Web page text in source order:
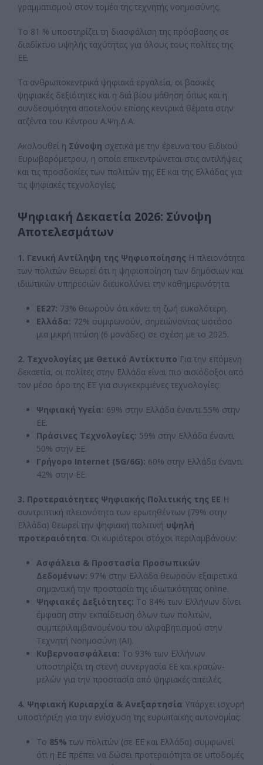
γραμματισμού στον τομέα της τεχνητής νοημοσύνης.
Το 81 % υποστηρίζει τη διασφάλιση της πρόσβασης σε
διαδίκτυο υψηλής ταχύτητας για όλους τους πολίτες της
ΕΕ.
Τα ανθρωποκεντρικά ψηφιακά εργαλεία, οι βασικές
ψηφιακές δεξιότητες και η διά βίου μάθηση όπως και η
συνδεσιμότητα αποτελούν επίσης κεντρικά θέματα στην
ατζέντα του Κέντρου Α.Ψη.Δ.Α.
Ακολουθεί η Σύνοψη σχετικά με την έρευνα του Ειδικού
Ευρωβαρόμετρου, η οποία επικεντρώνεται στις αντιλήψεις
και τις προσδοκίες των πολιτών της ΕΕ και της Ελλάδας για
τις ψηφιακές τεχνολογίες.
Ψηφιακή Δεκαετία 2026: Σύνοψη
Αποτελεσμάτων
1. Γενική Αντίληψη της Ψηφιοποίησης Η πλειονότητα
των πολιτών θεωρεί ότι η ψηφιοποίηση των δημόσιων και
ιδιωτικών υπηρεσιών διευκολύνει την καθημερινότητα.
ΕΕ27: 73% θεωρούν ότι κάνει τη ζωή ευκολότερη.
Ελλάδα: 72% συμφωνούν, σημειώνοντας ωστόσο
μια μικρή πτώση (6 μονάδες) σε σχέση με το 2025.
2. Τεχνολογίες με Θετικό Αντίκτυπο Για την επόμενη
δεκαετία, οι πολίτες στην Ελλάδα είναι πιο αισιόδοξοι από
τον μέσο όρο της ΕΕ για συγκεκριμένες τεχνολογίες:
Ψηφιακή Υγεία: 69% στην Ελλάδα έναντι 55% στην
ΕΕ.
Πράσινες Τεχνολογίες: 59% στην Ελλάδα έναντι
50% στην ΕΕ.
Γρήγορο Internet (5G/6G): 60% στην Ελλάδα έναντι
42% στην ΕΕ.
3. Προτεραιότητες Ψηφιακής Πολιτικής της ΕΕ Η
συντριπτική πλειονότητα των ερωτηθέντων (79% στην
Ελλάδα) θεωρεί την ψηφιακή πολιτική υψηλή
προτεραιότητα. Οι κυριότεροι στόχοι περιλαμβάνουν:
Ασφάλεια & Προστασία Προσωπικών
Δεδομένων: 97% στην Ελλάδα θεωρούν εξαιρετικά
σημαντική την προστασία της ιδιωτικότητας online.
Ψηφιακές Δεξιότητες: Το 84% των Ελλήνων δίνει
έμφαση στην εκπαίδευση όλων των πολιτών,
συμπεριλαμβανομένου του αλφαβητισμού στην
Τεχνητή Νοημοσύνη (AI).
Κυβερνοασφάλεια: Το 93% των Ελλήνων
υποστηρίζει τη στενή συνεργασία ΕΕ και κρατών-
μελών για την προστασία από ψηφιακές απειλές.
4. Ψηφιακή Κυριαρχία & Ανεξαρτησία Υπάρχει ισχυρή
υποστήριξη για την ενίσχυση της ευρωπαϊκής αυτονομίας:
Το 85% των πολιτών (σε ΕΕ και Ελλάδα) συμφωνεί
ότι η ΕΕ πρέπει να δώσει προτεραιότητα σε υποδομές